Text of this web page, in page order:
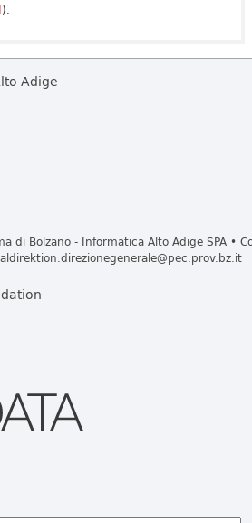
).
Adige
di Bolzano - Informatica Alto Adige SPA •